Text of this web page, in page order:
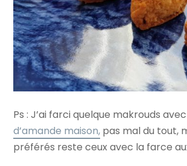
Ps : J’ai farci quelque makrouds
d’amande maison, pas mal du tout,
préférés reste ceux avec la farce